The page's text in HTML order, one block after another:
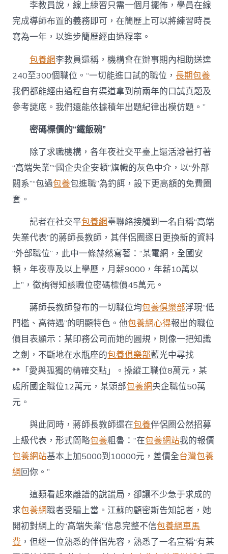
李教員說，線上練習只需一個月擺佈，學員在線
完成導師布置的義務即可，在簡歷上可以將練習時長
寫為一年，以進步簡歷經由過程率。
包養網李教員還稱，機構會在辦事期內相助送達
240至300個職位。“一切能進口試的職位，長期包養
我們都能經由過程自有渠道拿到前兩年的口試真題及
參考謎底。我們還能依據積年出題紀律出模仿題。”
密碼標價的“鐵飯碗”
除了求職機構，各年夜社交平臺上還活潑著打著
“高端失業”“國企央企安頓”旗幟的灰色中介，以“外部
關系”“包過包養包進職”為釣餌，設下更高額的免費圈
套。
記者在社交平包養網臺聯絡接觸到一名自稱“高端
失業代表”的蔣師長教師，其伴侶圈逐日更換新的資料
“外部職位”，此中一條赫然寫著：“某電網，全國安
頓，年夜專及以上學歷，月薪9000，年薪10萬以
上”，徵詢得知該職位密碼標價45萬元。
蔣師長教師發布的一切職位均包養俱樂部浮現“低
門檻、高待遇”的明顯特色。他包養網心得報出的職位
價目表顯示：某印務公司而她的圓規，則像一把知識
之劍，不斷地在水瓶座的包養俱樂部藍光中尋找
**「愛與孤獨的精確交點」。操縱工職位8萬元，某
處所國企職位12萬元，某頭部包養網央企職位50萬
元。
與此同時，蔣師長教師還在包養伴侶圈公然招募
上級代表，形式簡略包養粗魯：“在包養網站我的報價
包養網站基本上加5000到10000元，差價全台灣包養
網回你。”
這類看起來離譜的說謊局，卻讓不少急于求成的
求包養網職者受騙上當。江蘇的顧密斯告知記者，她
開初對網上的“高端失業”信息完整不信包養網車馬
費 ，但經一位熟悉的伴侶先容，熟悉了一名宣稱“有某